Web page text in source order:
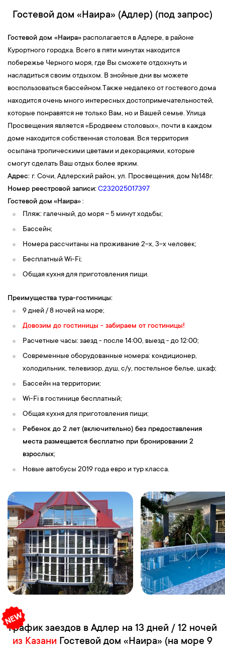
Гостевой дом «Наира» (Адлер) (под запрос)
Гостевой дом «Наира» располагается в Адлере, в районе
Курортного городка. Всего в пяти минутах находится
побережье Черного моря, где Вы сможете отдохнуть и
насладиться своим отдыхом. В знойные дни вы можете
воспользоваться бассейном.Также недалеко от гостевого дома
находится очень много интересных достопримечательностей,
которые понравятся не только Вам, но и Вашей семье. Улица
Просвещения является «Бродвеем столовых», почти в каждом
доме находится собственная столовая. Вся территория
осыпана тропическими цветами и декорациями, которые
смогут сделать Ваш отдых более ярким.
Адрес: г. Сочи, Адлерский район, ул. Просвещения, дом №148г.
Номер реестровой записи:С232025017397
Гостевой дом «Наира»:
Пляж: галечный, до моря – 5 минут ходьбы;
Бассейн;
Номера рассчитаны на проживание 2-х, 3-х человек;
Бесплатный Wi-Fi;
Общая кухня для приготовления пищи.
Преимущества тура-гостиницы:
9 дней / 8 ночей на море;
Довозим до гостиницы - забираем от гостиницы!
Расчетные часы: заезд - после 14:00, выезд - до 12:00;
Современные оборудованные номера: кондиционер,
холодильник, телевизор, душ, c/у, постельное белье, шкаф;
Бассейн на территории;
Wi-Fi в гостинице бесплатный;
Общая кухня для приготовления пищи;
Ребенок до 2 лет (включительно) без предоставления
места размещается бесплатно при бронировании 2
взрослых;
Новые автобусы 2019 года евро и тур класса.
График заездов в Адлер на 13 дней / 12 ночей
из Казани Гостевой дом «Наира» (на море 9